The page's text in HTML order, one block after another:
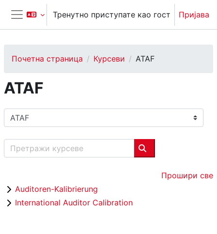
Иди на главни садржај
Бочни панел
Тренутно приступате као гост Пријава
Почетна страница Курсеви ATAF
ATAF
Категорије курсева
Претражи курсеве
Претражи курсеве
Прошири све
Auditoren-Kalibrierung
International Auditor Calibration